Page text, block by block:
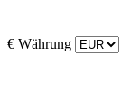
€ Währung